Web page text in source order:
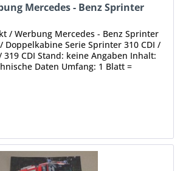
Mercedes - Benz Sprinter
/ Werbung Mercedes - Benz Sprinter
Doppelkabine Serie Sprinter 310 CDI /
319 CDI Stand: keine Angaben Inhalt:
Daten Umfang: 1 Blatt =